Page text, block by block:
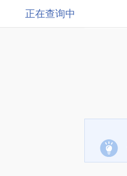
正在查询中